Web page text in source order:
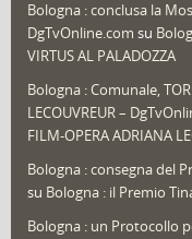
Redazioni(1.049)
Speciali (22)
Sport
That's Bologna Magazine
Video (archivio) (263)
Bologna : conclusa la
DgTvOnline.com su
VIRTUS AL PALADOZZA
Bologna : Comunale,
LECOUVREUR –
FILM-OPERA ADRIANA
Bologna : consegna del
su Bologna : il Premio
Bologna : un Protocollo